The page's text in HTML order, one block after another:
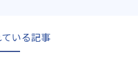
いる記事